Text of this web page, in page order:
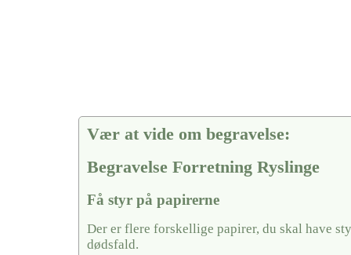
Vær at vide om begravelse:
Begravelse Forretning Ryslinge
Få styr på papirerne
Der er flere forskellige papirer, du skal have
dødsfald.